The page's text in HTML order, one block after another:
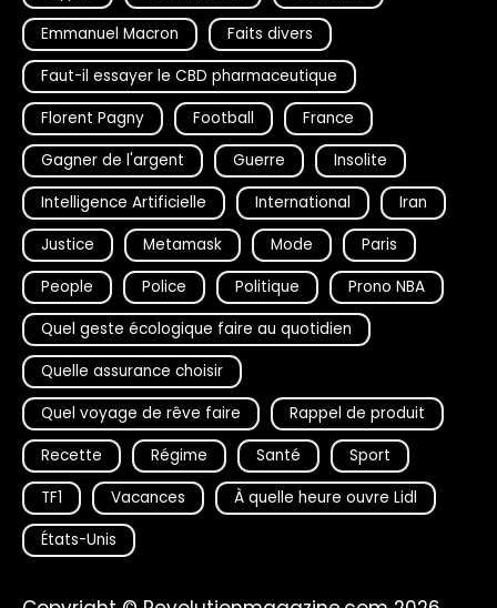
Emmanuel Macron
Faits divers
Faut-il essayer le CBD pharmaceutique
Florent Pagny
Football
France
Gagner de l'argent
Guerre
Insolite
Intelligence Artificielle
International
Iran
Justice
Metamask Mode
Paris
People
Police Politique
Prono NBA
Quel geste écologique faire au quotidien
Quelle assurance choisir
Quel voyage de rêve faire
Rappel de produit
Recette
Régime Santé
Sport
TF1
Vacances
À quelle heure ouvre Lidl
États-Unis